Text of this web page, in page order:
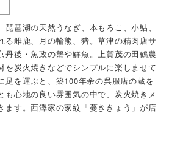
琶湖の天然うなぎ、本もろこ、小鮎、
る雌鹿、月の輪熊、猪。草津の精肉店サ
丹後・魚政の蟹や鮮魚。上賀茂の田鶴農
を炭火焼きなどでシンプルに楽しませて
足を運ぶと、築100年余の呉服店の蔵を
も心地の良い雰囲気の中で、炭火焼きメ
ます。西澤家の家紋「蔓ききょう」が店